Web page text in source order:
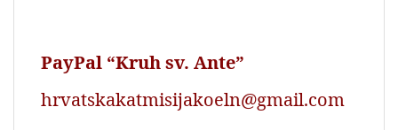
PayPal “Kruh sv. Ante”
hrvatskakatmisijakoeln@gmail.com